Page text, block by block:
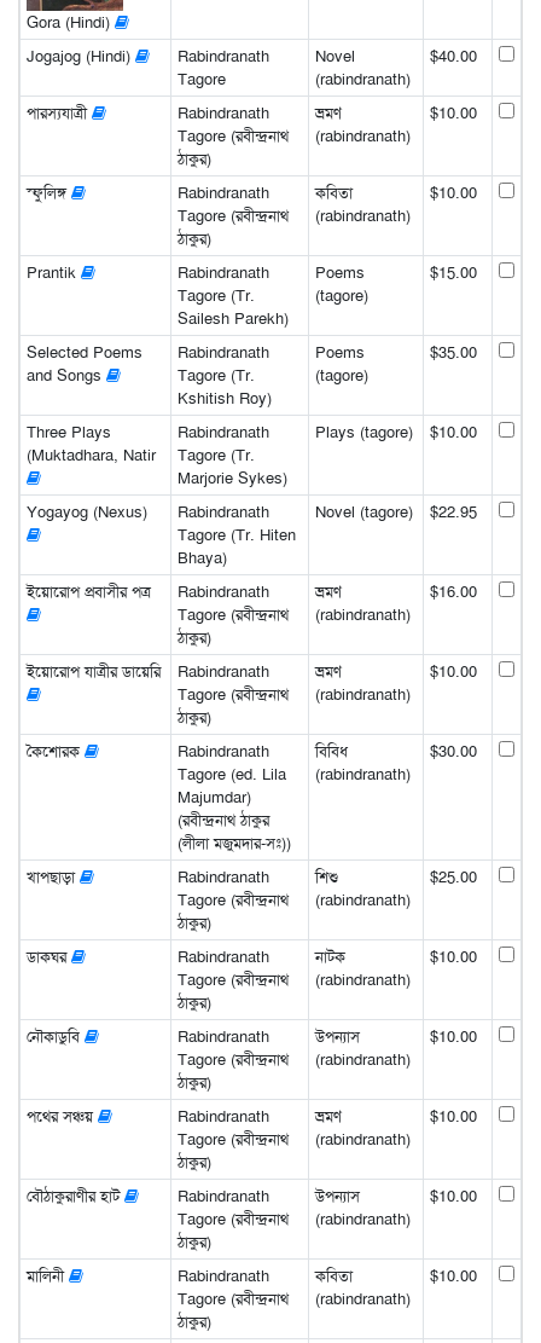
Gora (Hindi)
Jogajog (Hindi)
Rabindranath
Tagore
Novel
(rabindranath)
$40.00
পারস্যযাত্রী
Rabindranath
Tagore (রবীন্দ্রনাথ
ঠাকুর)
ভ্রমণ
(rabindranath)
$10.00
স্ফুলিঙ্গ
Rabindranath
Tagore (রবীন্দ্রনাথ
ঠাকুর)
কবিতা
(rabindranath)
$10.00
Prantik
Rabindranath
Tagore (Tr.
Sailesh Parekh)
Poems
(tagore)
$15.00
Selected Poems
and Songs
Rabindranath
Tagore (Tr.
Kshitish Roy)
Poems
(tagore)
$35.00
Three Plays
(Muktadhara, Natir
Rabindranath
Tagore (Tr.
Marjorie Sykes)
Plays (tagore) $10.00
Yogayog (Nexus)
Rabindranath
Tagore (Tr. Hiten
Bhaya)
Novel (tagore) $22.95
ইয়োরোপ প্রবাসীর পত্র
Rabindranath
Tagore (রবীন্দ্রনাথ
ঠাকুর)
ভ্রমণ
(rabindranath)
$16.00
ইয়োরোপ যাত্রীর ডায়েরি
Rabindranath
Tagore (রবীন্দ্রনাথ
ঠাকুর)
ভ্রমণ
(rabindranath)
$10.00
কৈশোরক
Rabindranath
Tagore (ed. Lila
Majumdar)
(রবীন্দ্রনাথ ঠাকুর
(লীলা মজুমদার-সঃ))
বিবিধ
(rabindranath)
$30.00
খাপছাড়া
Rabindranath
Tagore (রবীন্দ্রনাথ
ঠাকুর)
শিশু
(rabindranath)
$25.00
ডাকঘর
Rabindranath
Tagore (রবীন্দ্রনাথ
ঠাকুর)
নাটক
(rabindranath)
$10.00
নৌকাডুবি
Rabindranath
Tagore (রবীন্দ্রনাথ
ঠাকুর)
উপন্যাস
(rabindranath)
$10.00
পথের সঞ্চয়
Rabindranath
Tagore (রবীন্দ্রনাথ
ঠাকুর)
ভ্রমণ
(rabindranath)
$10.00
বৌঠাকুরাণীর হাট
Rabindranath
Tagore (রবীন্দ্রনাথ
ঠাকুর)
উপন্যাস
(rabindranath)
$10.00
মালিনী
Rabindranath
Tagore (রবীন্দ্রনাথ
ঠাকুর)
কবিতা
(rabindranath)
$10.00